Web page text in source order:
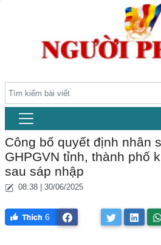
Công bố quyết định nhân
GHPGVN tỉnh, thành phố
sau sáp nhập
08:38 | 30/06/2025
6